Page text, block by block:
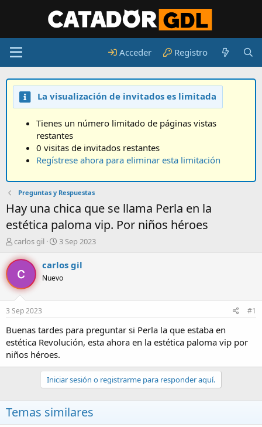
Acceder Registro
La visualización de invitados es limitada
Tienes un número limitado de páginas vistas
restantes
0 visitas de invitados restantes
Regístrese ahora para eliminar esta limitación
Preguntas y Respuestas
Hay una chica que se llama Perla en la
estética paloma vip. Por niños héroes
A
t
o
d
e
l
e
m
a
carlos gil
F
c
a
e
i
c
i
o
3 Sep 2023
carlos gil
Nuevo
3 Sep 2023 #1
Buenas tardes para preguntar si Perla la que estaba en
estética Revolución, esta ahora en la estética paloma vip por
niños héroes.
Iniciar sesión o registrarme para responder aquí.
Temas similares